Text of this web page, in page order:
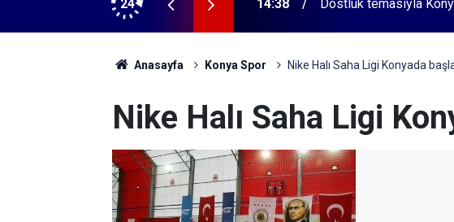
24
11 şehirde yarışıyorlar 14:13 7 ayda kaç yolcu uçtu?
Anasayfa Konya Spor Nike Halı Saha Ligi Konyada
Nike Halı Saha Ligi